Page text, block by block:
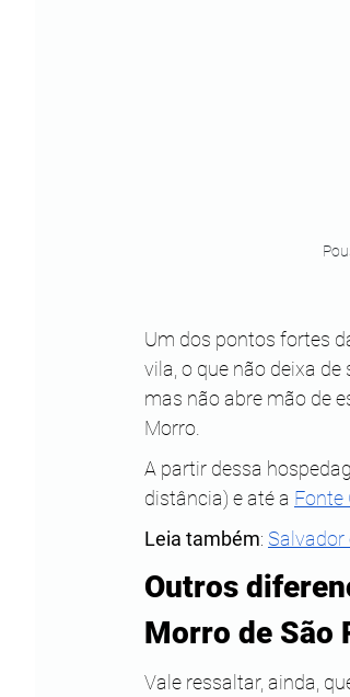
Um dos pontos fortes
vila, o que não deixa
mas não abre mão de
Morro.
A partir dessa
distância) e até a Fonte
Leia também: Salvador
Outros
Morro de São
Vale ressaltar, ainda,